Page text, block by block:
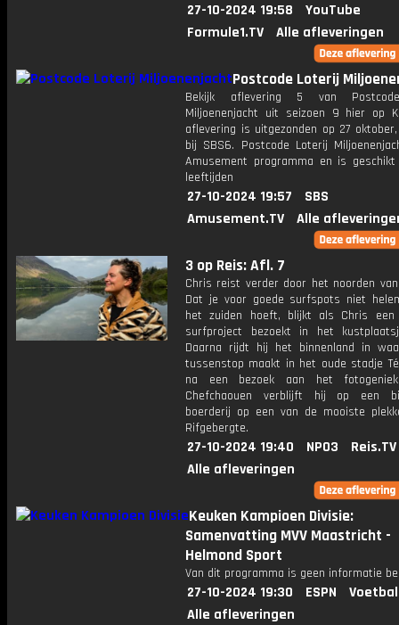
27-10-2024 19:58
YouTube
Formule1.TV
Alle afleveringen
Postcode Loterij
Bekijk aflevering 5 van
Miljoenenjacht uit seizoen 9 hier op
aflevering is uitgezonden op 27 oktober,
bij SBS6. Postcode Loterij
Amusement programma en is
leeftijden
27-10-2024 19:57
SBS
Amusement.TV
Alle
3 op Reis: Afl. 7
Chris reist verder door het noorden van
Dat je voor goede surfspots niet
het zuiden hoeft, blijkt als Chris een
surfproject bezoekt in het
Daarna rijdt hij het binnenland in
tussenstop maakt in het oude stadje
na een bezoek aan het
Chefchaouen verblijft hij op een
boerderij op een van de mooiste
Rifgebergte.
27-10-2024 19:40 NPO3
Reis.TV
Alle afleveringen
Keuken Kampioen Divisie:
Samenvatting MVV Maastricht -
Helmond Sport
Van dit programma is geen informatie
27-10-2024 19:30 ESPN
Alle afleveringen